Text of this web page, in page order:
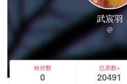
武宸羽
@
粉丝数
0
总票数+
20491